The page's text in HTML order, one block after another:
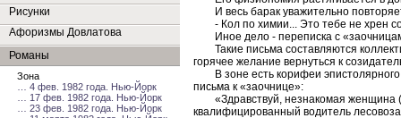
Рисунки
Афоризмы Довлатова
Романы
Зона
… 4 фев. 1982 года. Нью-Йорк
… 17 фев. 1982 года. Нью-Йорк
… 23 фев. 1982 года. Нью-Йорк
И весь барак уважительно
- Кол по химии... Это тебе не хрен
Иное дело - переписка с
Такие письма составляются
горячее желание вернуться к
В зоне есть корифеи
письма к «заочнице»:
«Здравствуй, незнакомая
квалифицированный водитель